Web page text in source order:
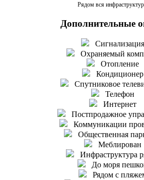
Рядом вся
Дополнительные
Сигнализация
Охраняемый
Отопление
Кондиционер
Спутниковое
Телефон
Интернет
Постпродажное
Коммуникации
Общественная
Меблирован
Инфраструктура
До моря
Рядом с